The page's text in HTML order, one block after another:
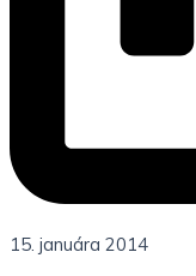
15. januára 2014